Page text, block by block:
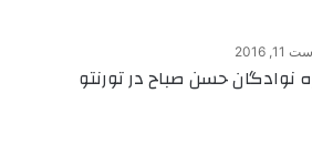
2016
نوادگان حسن صباح در تورنتو